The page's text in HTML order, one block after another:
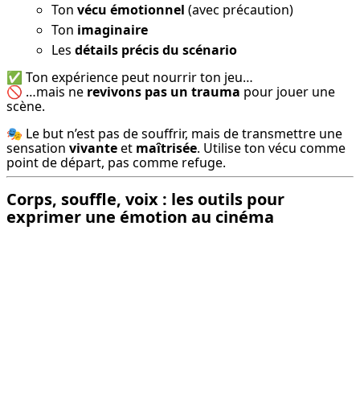
Ton vécu émotionnel (avec précaution)
Ton imaginaire
Les détails précis du scénario
✅ Ton expérience peut nourrir ton jeu…
🚫 …mais ne revivons pas un trauma pour jouer une
scène.
🎭 Le but n’est pas de souffrir, mais de transmettre une
sensation vivante et maîtrisée. Utilise ton vécu comme
point de départ, pas comme refuge.
Corps, souffle, voix : les outils pour
exprimer une émotion au cinéma